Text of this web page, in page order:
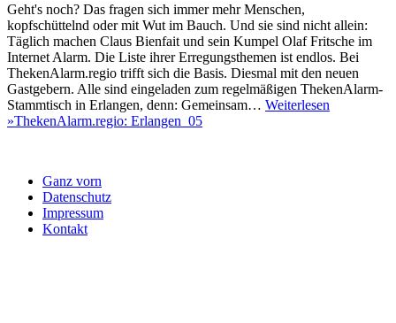
Geht's noch? Das fragen sich immer mehr Menschen,
kopfschüttelnd oder mit Wut im Bauch. Und sie sind nicht allein:
Täglich machen Claus Bienfait und sein Kumpel Olaf Fritsche im
Internet Alarm. Die Liste ihrer Erregungsthemen ist endlos. Bei
ThekenAlarm.regio trifft sich die Basis. Diesmal mit den neuen
Gastgebern. Alle sind eingeladen zum regelmäßigen ThekenAlarm-
Stammtisch in Erlangen, denn: Gemeinsam… Weiterlesen
»ThekenAlarm.regio: Erlangen_05
Ganz vorn
Datenschutz
Impressum
Kontakt